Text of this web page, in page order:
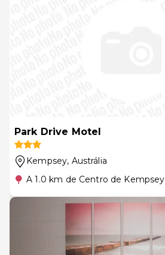
Park Drive Motel
Kempsey, Austrália
A 1.0 km de Centro de Kempsey